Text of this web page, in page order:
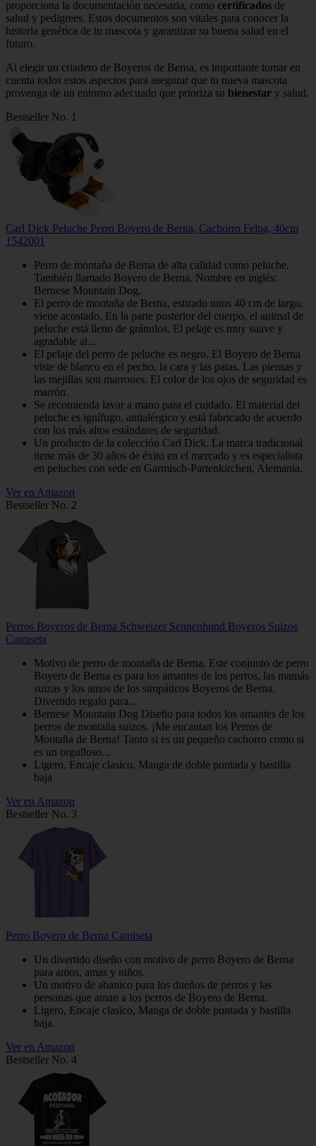
proporciona la documentación necesaria, como certificados de
salud y pedigrees. Estos documentos son vitales para conocer la
historia genética de tu mascota y garantizar su buena salud en el
futuro.
Al elegir un criadero de Boyeros de Berna, es importante tomar en
cuenta todos estos aspectos para asegurar que tu nueva mascota
provenga de un entorno adecuado que prioriza su bienestar y salud.
Bestseller No. 1
Carl Dick Peluche Perro Boyero de Berna, Cachorro Felpa, 40cm
1542001
Perro de montaña de Berna de alta calidad como peluche.
También llamado Boyero de Berna. Nombre en inglés:
Bernese Mountain Dog.
El perro de montaña de Berna, estirado unos 40 cm de largo,
viene acostado. En la parte posterior del cuerpo, el animal de
peluche está lleno de gránulos. El pelaje es muy suave y
agradable al...
El pelaje del perro de peluche es negro. El Boyero de Berna
viste de blanco en el pecho, la cara y las patas. Las piernas y
las mejillas son marrones. El color de los ojos de seguridad es
marrón.
Se recomienda lavar a mano para el cuidado. El material del
peluche es ignífugo, antialérgico y está fabricado de acuerdo
con los más altos estándares de seguridad.
Un producto de la colección Carl Dick. La marca tradicional
tiene más de 30 años de éxito en el mercado y es especialista
en peluches con sede en Garmisch-Partenkirchen, Alemania.
Ver en Amazon
Bestseller No. 2
Perros Boyeros de Berna Schweizer Sennenhund Boyeros Suizos
Camiseta
Motivo de perro de montaña de Berna. Este conjunto de perro
Boyero de Berna es para los amantes de los perros, las mamás
suizas y los amos de los simpáticos Boyeros de Berna.
Divertido regalo para...
Bernese Mountain Dog Diseño para todos los amantes de los
perros de montaña suizos. ¡Me encantan los Perros de
Montaña de Berna! Tanto si es un pequeño cachorro como si
es un orgulloso...
Ligero, Encaje clasico, Manga de doble puntada y bastilla
baja
Ver en Amazon
Bestseller No. 3
Perro Boyero de Berna Camiseta
Un divertido diseño con motivo de perro Boyero de Berna
para amos, amas y niños.
Un motivo de abanico para los dueños de perros y las
personas que aman a los perros de Boyero de Berna.
Ligero, Encaje clasico, Manga de doble puntada y bastilla
baja
Ver en Amazon
Bestseller No. 4